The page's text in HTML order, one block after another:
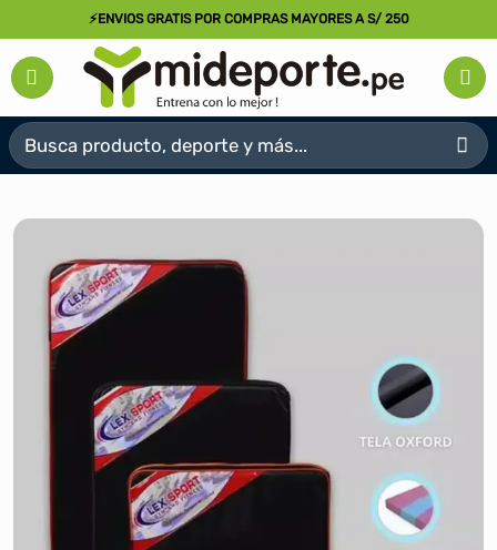
al
contenido
⚡ENVIOS GRATIS POR COMPRAS MAYORES A S/ 250
Buscar
por: